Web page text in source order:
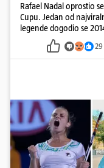
Rafael Nadal oprostio
Cupu. Jedan od
legende dogodio se
pažnju odvlačila
29